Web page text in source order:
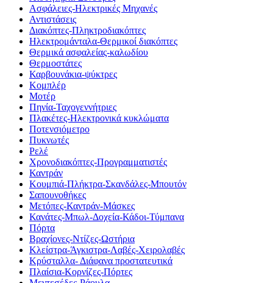
Ασφάλειες-Ηλεκτρικές Μηχανές
Αντιστάσεις
Διακόπτες-Πληκτροδιακόπτες
Ηλεκτρομάνταλα-Θερμικοί διακόπτες
Θερμικά ασφαλείας-καλωδίου
Θερμοστάτες
Καρβουνάκια-ψύκτρες
Κομπλέρ
Μοτέρ
Πηνία-Ταχογεννήτριες
Πλακέτες-Ηλεκτρονικά κυκλώματα
Ποτενσιόμετρο
Πυκνωτές
Ρελέ
Χρονοδιακόπτες-Προγραμματιστές
Καντράν
Κουμπιά-Πλήκτρα-Σκανδάλες-Μπουτόν
Σαπουνοθήκες
Μετόπες-Καντράν-Μάσκες
Κανάτες-Μπωλ-Δοχεία-Κάδοι-Τύμπανα
Πόρτα
Βραχίονες-Ντίζες-Ωστήρια
Κλείστρα-Άγκιστρα-Λαβές-Χειρολαβές
Κρύσταλλα- Διάφανα προστατευτικά
Πλαίσια-Κορνίζες-Πόρτες